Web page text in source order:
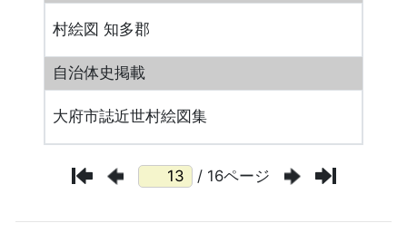
村絵図 知多郡
自治体史掲載
大府市誌近世村絵図集
/ 16ページ